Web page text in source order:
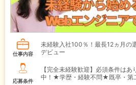
仕事内容
未経験入社100％！最長12ヵ月の
デビュー
応募条件
【完全未経験歓迎】必須条件は
中！★学歴・経験不問★既卒・第